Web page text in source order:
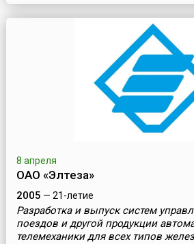
8 апреля
ОАО «Элтеза»
2005 — 21-летие
Разработка и выпуск систем
поездов и другой продукции
телемеханики для всех типов